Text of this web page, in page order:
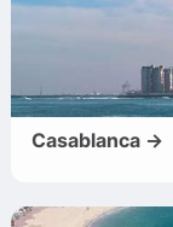
Casablanca →